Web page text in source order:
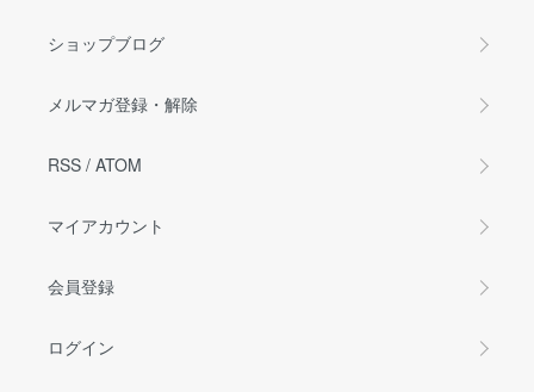
ショップブログ
メルマガ登録・解除
RSS / ATOM
マイアカウント
会員登録
ログイン